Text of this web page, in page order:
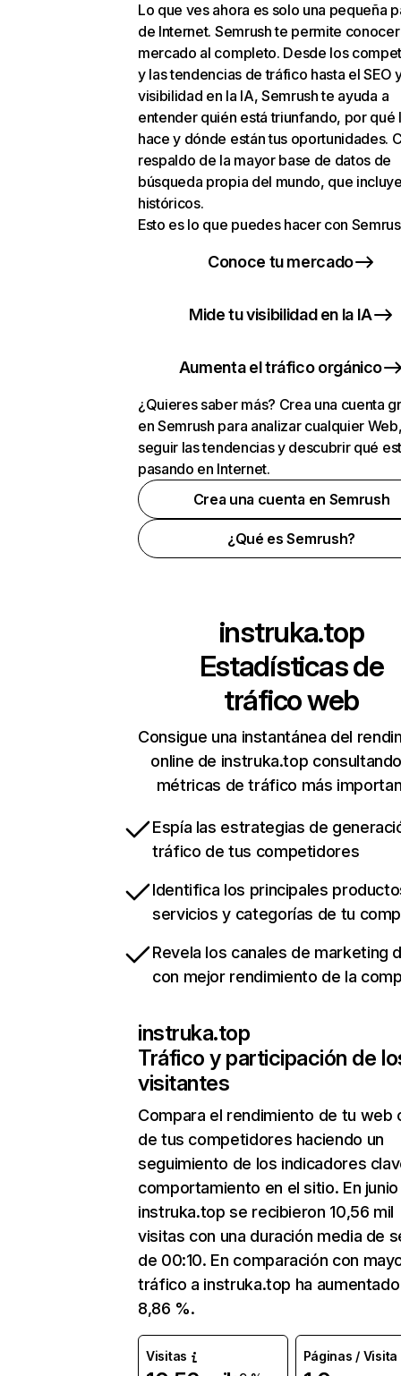
Lo que ves ahora es solo una pequeña
de Internet. Semrush te permite
mercado al completo. Desde los
y las tendencias de tráfico hasta el SEO
visibilidad en la IA, Semrush te ayuda a
entender quién está triunfando, por qué
hace y dónde están tus oportunidades.
respaldo de la mayor base de datos de
búsqueda propia del mundo, que
históricos.
Esto es lo que puedes hacer con
Conoce tu mercado
Mide tu visibilidad en la IA
Aumenta el tráfico orgánico
¿Quieres saber más? Crea una cuenta
en Semrush para analizar cualquier
seguir las tendencias y descubrir qué
pasando en Internet.
Crea una cuenta en Semrush
¿Qué es Semrush?
instruka.top
Estadísticas de
tráfico web
Consigue una instantánea del
online de instruka.top
métricas de tráfico más
Espía las estrategias de
tráfico de tus competidores
Identifica los principales
servicios y categorías de tu
Revela los canales de marketing
con mejor rendimiento de la
instruka.top
Tráfico y participación de
visitantes
Compara el rendimiento de tu web
de tus competidores haciendo un
seguimiento de los indicadores
comportamiento en el sitio. En junio
instruka.top se recibieron 10,56 mil
visitas con una duración media de
de 00:10. En comparación con
tráfico a instruka.top ha
8,86 %.
Visitas Páginas / Visita